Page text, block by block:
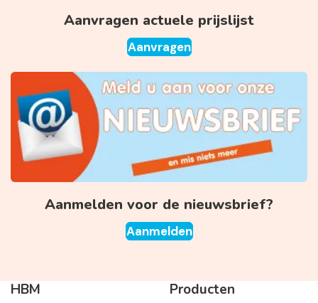
Aanvragen actuele prijslijst
Aanvragen
Aanmelden voor de nieuwsbrief?
Aanmelden
HBM Producten